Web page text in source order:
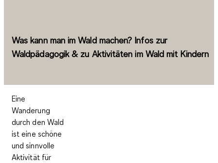
Was kann man im Wald machen? Infos zur
Waldpädagogik & zu Aktivitäten im Wald mit Kindern
Eine
Wanderung
durch den Wald
ist eine schöne
und sinnvolle
Aktivität für